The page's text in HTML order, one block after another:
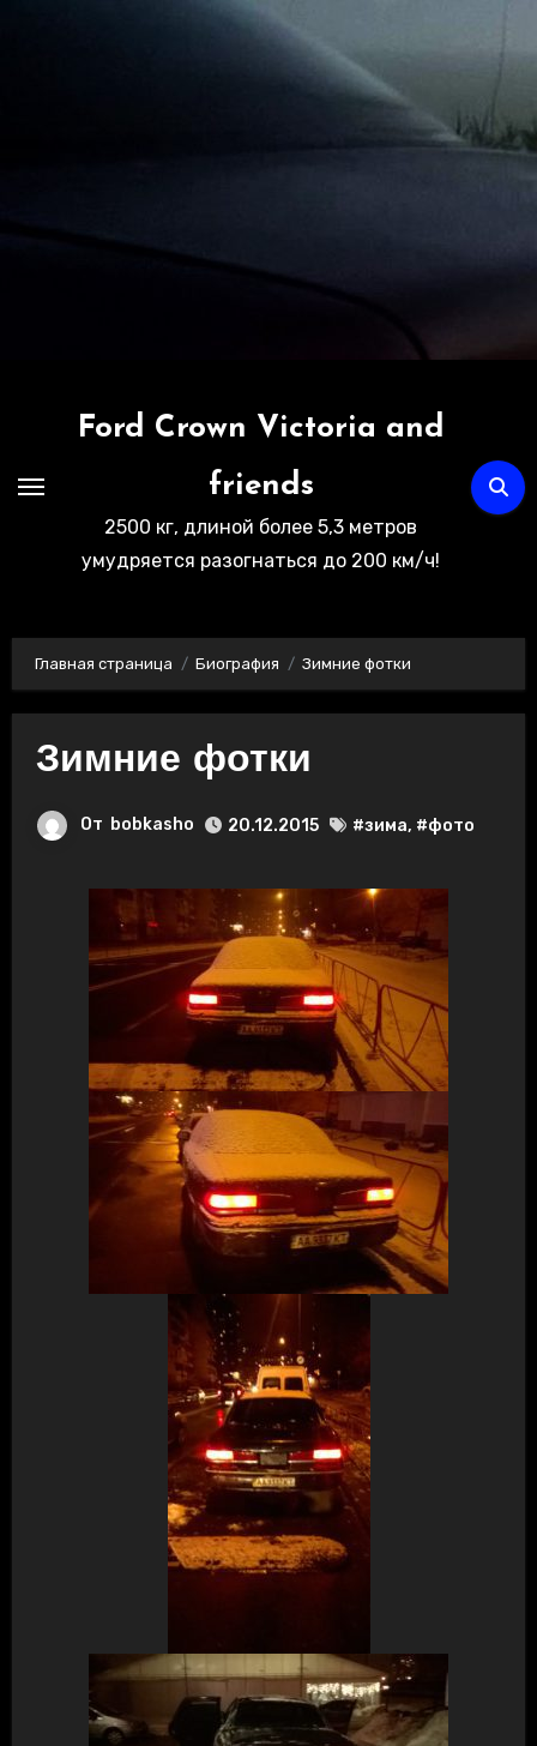
Ford Crown Victoria and
friends
2500 кг, длиной более 5,3 метров
умудряется разогнаться до 200 км/ч!
Главная страница Биография Зимние фотки
Зимние фотки
От bobkasho 20.12.2015 #зима, #фото